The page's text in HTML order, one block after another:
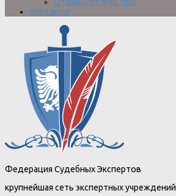
Отзывы от физ. лиц
Контакты
Федерация Судебных Экспертов
крупнейшая сеть экспертных учреждений